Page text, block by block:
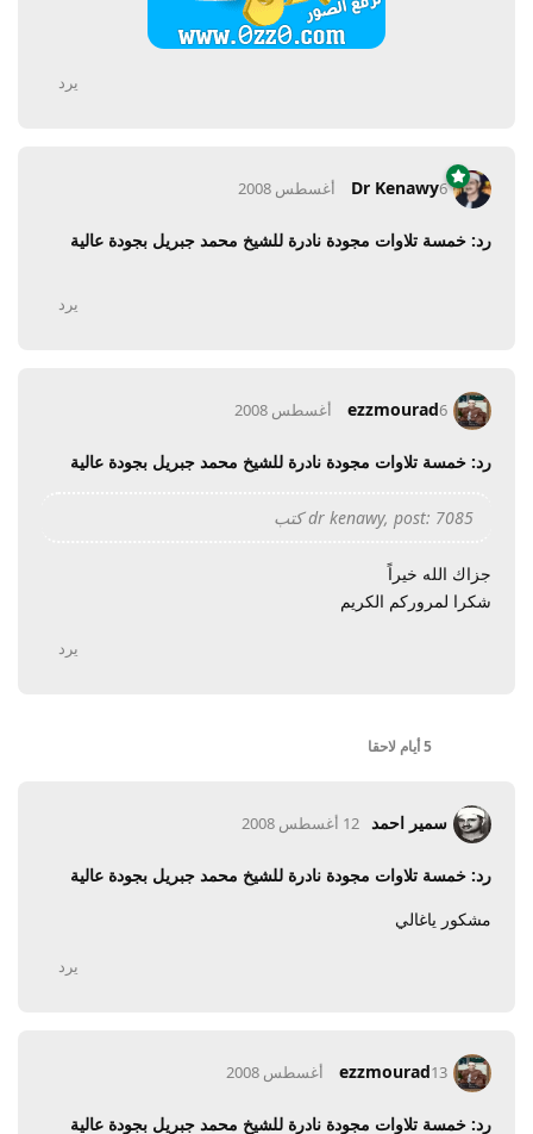
يرد
Dr Kenawy6 أغسطس 2008
رد: خمسة تلاوات مجودة نادرة للشيخ محمد جبريل بجودة عالية
يرد
ezzmourad6 أغسطس 2008
رد: خمسة تلاوات مجودة نادرة للشيخ محمد جبريل بجودة عالية
dr kenawy, post: 7085 كتب
جزاك الله خيراً
شكرا لمروركم الكريم
يرد
5 أيام لاحقا
سمير احمد 12 أغسطس 2008
رد: خمسة تلاوات مجودة نادرة للشيخ محمد جبريل بجودة عالية
مشكور ياغالي
يرد
ezzmourad13 أغسطس 2008
رد: خمسة تلاوات مجودة نادرة للشيخ محمد جبريل بجودة عالية